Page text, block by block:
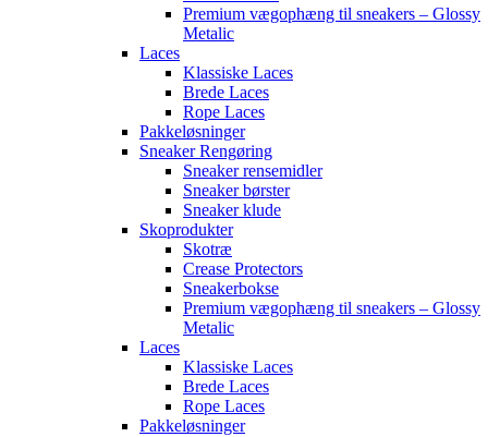
Premium vægophæng til sneakers – Glossy
Metalic
Laces
Klassiske Laces
Brede Laces
Rope Laces
Pakkeløsninger
Sneaker Rengøring
Sneaker rensemidler
Sneaker børster
Sneaker klude
Skoprodukter
Skotræ
Crease Protectors
Sneakerbokse
Premium vægophæng til sneakers – Glossy
Metalic
Laces
Klassiske Laces
Brede Laces
Rope Laces
Pakkeløsninger